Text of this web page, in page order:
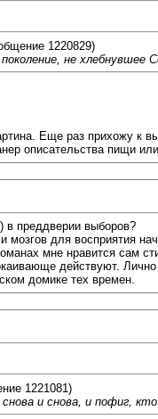
1220829)
не
Еще раз прихожу к
описательства пищи
в преддверии выборов?
мозгов для восприятия
мне нравится сам
действуют.
домике тех времен.
1221081)
и снова, и пофиг,